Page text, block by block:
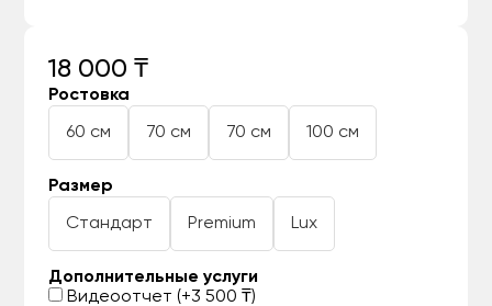
18 000 ₸
Ростовка
60 см 70 см 70 см 100 см
Размер
Стандарт Premium Lux
Дополнительные услуги
Видеоотчет (+3 500 ₸)